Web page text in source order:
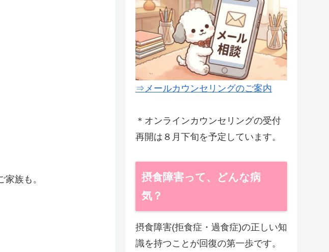
族も。
⇒メールカウンセリングのご案内
＊オンラインカウンセリングの受付
再開は８月下旬を予定しています。
摂食障害って、どんな病
気？
摂食障害(拒食症・過食症)の正しい知
識を持つことが回復の第一歩です。